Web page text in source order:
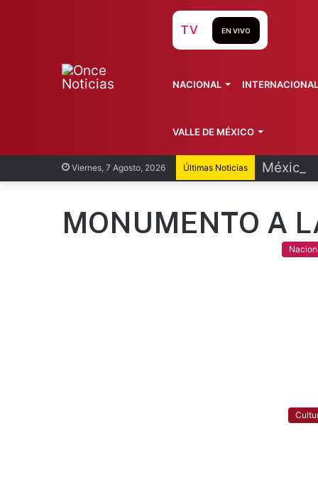
Viernes, 7 Agosto, 2026 Últimas Noticias México
TV EN VIVO
NACIONAL INTERNACIONAL
VALLE DE MÉXICO
MONUMENTO A